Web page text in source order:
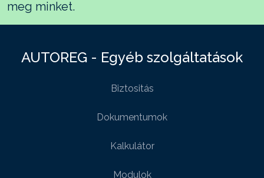
meg minket.
AUTOREG - Egyéb szolgáltatások
Biztositás
Dokumentumok
Kalkulátor
Modulok